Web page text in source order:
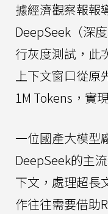
據經濟觀察報報
DeepSeek（深
行灰度測試，此
上下文窗口從原
1M Tokens，實
一位國產大模型
DeepSeek的主
下文，處理超長
作往往需要借助